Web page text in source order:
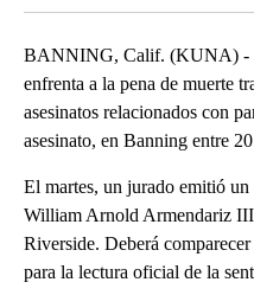
BANNING, Calif. (KUNA) -
enfrenta a la pena de muerte
asesinatos relacionados con
asesinato, en Banning entre
El martes, un jurado emitió un
William Arnold Armendariz III
Riverside. Deberá
para la lectura oficial de la